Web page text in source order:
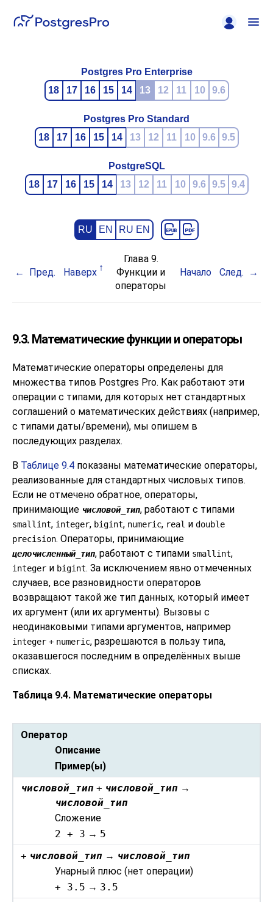
Postgres Pro Enterprise
18
17 16 15 14 13 12 11 10 9.6
Postgres Pro Standard
18
17 16 15 14 13 12 11 10 9.6 9.5
PostgreSQL
18
17 16 15 14 13 12 11 10 9.6 9.5 9.4
RU EN RU EN
Пред. Наверх
Глава 9.
Функции и
операторы
Начало След.
9.3. Математические функции и операторы
Математические операторы определены для
множества типов Postgres Pro. Как работают эти
операции с типами, для которых нет стандартных
соглашений о математических действиях (например,
с типами даты/времени), мы опишем в
последующих разделах.
В Таблице 9.4 показаны математические операторы,
реализованные для стандартных числовых типов.
Если не отмечено обратное, операторы,
принимающие числовой_тип, работают с типами
smallint, integer, bigint, numeric, real и double
precision. Операторы, принимающие
целочисленный_тип, работают с типами smallint,
integer и bigint. За исключением явно отмеченных
случаев, все разновидности операторов
возвращают такой же тип данных, который имеет
их аргумент (или их аргументы). Вызовы с
неодинаковыми типами аргументов, например
integer + numeric, разрешаются в пользу типа,
оказавшегося последним в определённых выше
списках.
Таблица 9.4. Математические операторы
Оператор
Описание
Пример(ы)
числовой_тип + числовой_тип →
числовой_тип
Сложение
2 + 3 → 5
+ числовой_тип → числовой_тип
Унарный плюс (нет операции)
+ 3.5 → 3.5